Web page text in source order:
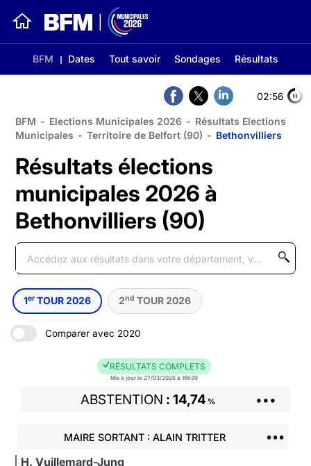
BFM Dates Tout savoir Sondages Résultats
02:56
BFM - Elections Municipales 2026 - Résultats Elections
Municipales - Territoire de Belfort (90) - Bethonvilliers
Résultats élections
municipales 2026 à
Bethonvilliers (90)
1er TOUR 2026 2nd TOUR 2026
Comparer avec 2020
RÉSULTATS COMPLETS
Mis à jour le 27/03/2026 à 16h39
ABSTENTION 14,74 % •••
MAIRE SORTANT : ALAIN TRITTER •••
H. Vuillemard-Jung